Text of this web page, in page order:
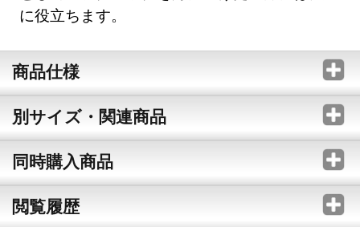
に役立ちます。
商品仕様
別サイズ・関連商品
同時購入商品
閲覧履歴